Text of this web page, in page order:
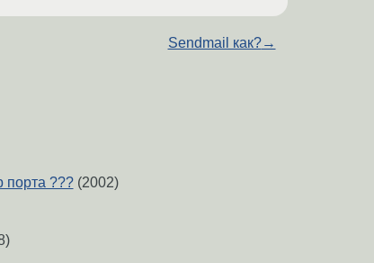
Sendmail как?→
порта ???(2002)